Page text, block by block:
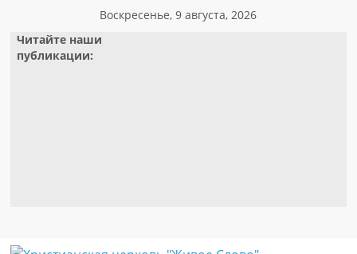
content
Воскресенье, 9 августа, 2026
Читайте наши
публикации: